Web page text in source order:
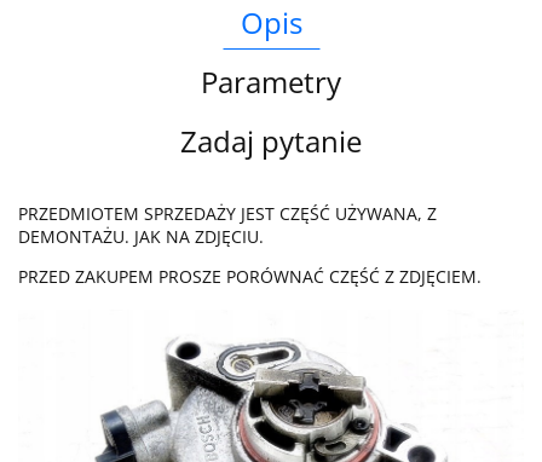
Opis
Parametry
Zadaj pytanie
PRZEDMIOTEM SPRZEDAŻY JEST CZĘŚĆ UŻYWANA, Z
DEMONTAŻU. JAK NA ZDJĘCIU.
PRZED ZAKUPEM PROSZE PORÓWNAĆ CZĘŚĆ Z ZDJĘCIEM.